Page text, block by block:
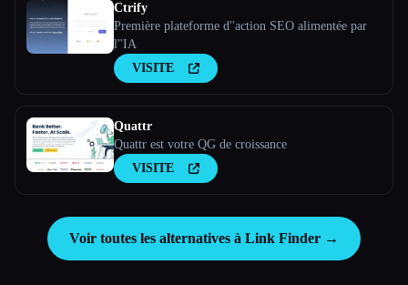
Ctrify
Première plateforme d''action SEO alimentée par
l''IA
VISITE
Quattr
Quattr est votre QG de croissance
VISITE
Voir toutes les alternatives à Link Finder →